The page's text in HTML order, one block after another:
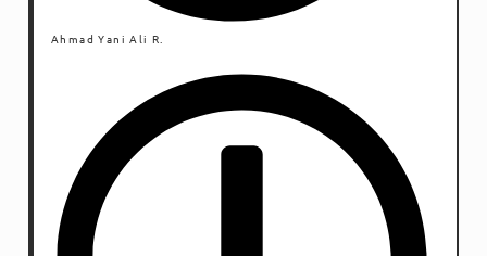
Ahmad Yani Ali R.